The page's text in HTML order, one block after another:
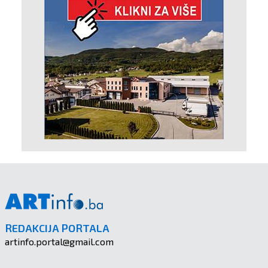
REDAKCIJA PORTALA
artinfo.portal@gmail.com